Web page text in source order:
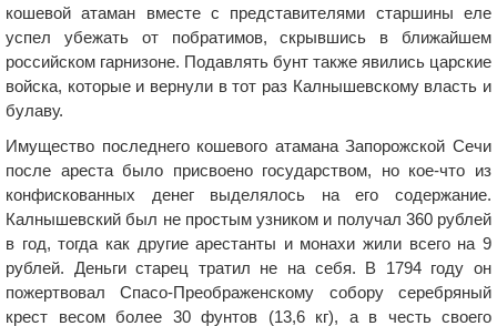
кошевой атаман вместе с представителями старшины еле
успел убежать от побратимов, скрывшись в ближайшем
российском гарнизоне. Подавлять бунт также явились царские
войска, которые и вернули в тот раз Калнышевскому власть и
булаву.
Имущество последнего кошевого атамана Запорожской Сечи
после ареста было присвоено государством, но кое-что из
конфискованных денег выделялось на его содержание.
Калнышевский был не простым узником и получал 360 рублей
в год, тогда как другие арестанты и монахи жили всего на 9
рублей. Деньги старец тратил не на себя. В 1794 году он
пожертвовал Спасо-Преображенскому собору серебряный
крест весом более 30 фунтов (13,6 кг), а в честь своего